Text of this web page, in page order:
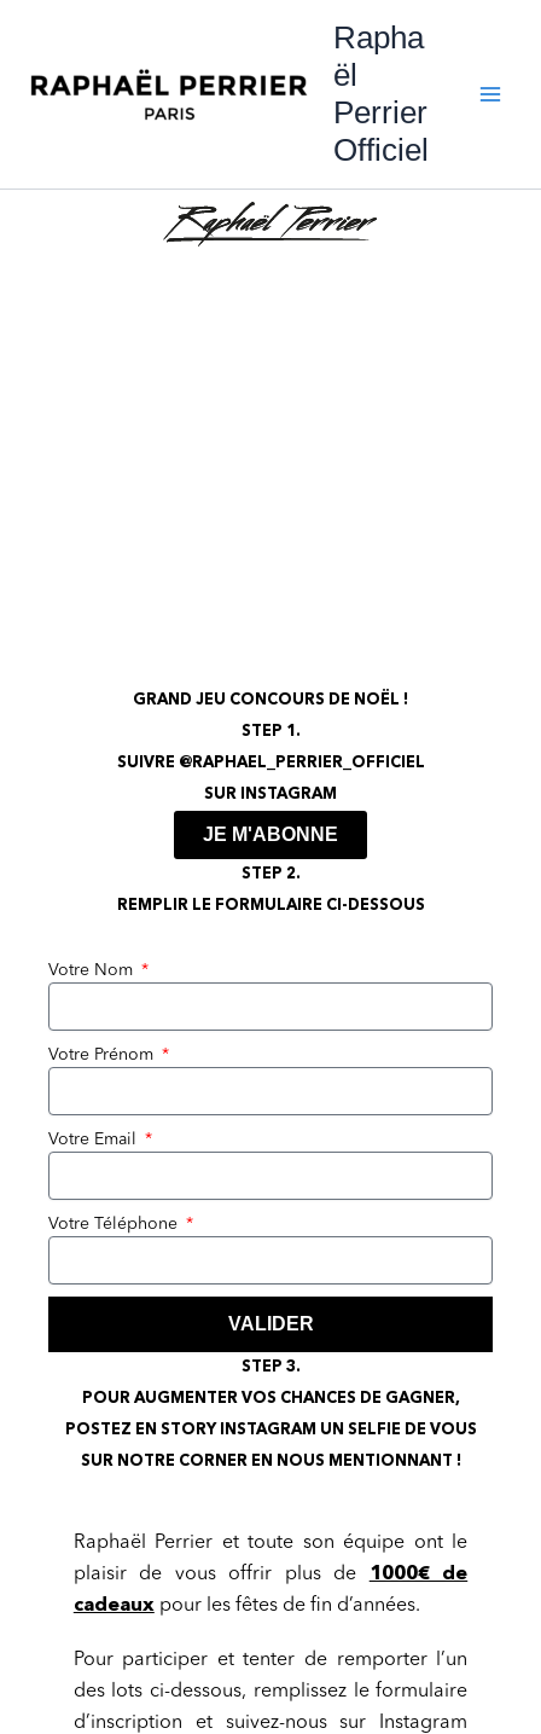
contenu
Rapha
ël
Perrier
Officiel
GRAND JEU CONCOURS DE NOËL !
STEP 1.
SUIVRE @RAPHAEL_PERRIER_OFFICIEL
SUR INSTAGRAM
JE M'ABONNE
STEP 2.
REMPLIR LE FORMULAIRE CI-DESSOUS
Votre Nom
Votre Prénom
Votre Email
Votre Téléphone
VALIDER
STEP 3.
POUR AUGMENTER VOS CHANCES DE GAGNER,
POSTEZ EN STORY INSTAGRAM UN SELFIE DE VOUS
SUR NOTRE CORNER EN NOUS MENTIONNANT !
Raphaël Perrier et toute son équipe ont le
plaisir de vous offrir plus de 1000€ de
cadeauxpour les fêtes de fin d’années.
Pour participer et tenter de remporter l’un
des lots ci-dessous, remplissez le formulaire
d’inscription et suivez-nous sur Instagram